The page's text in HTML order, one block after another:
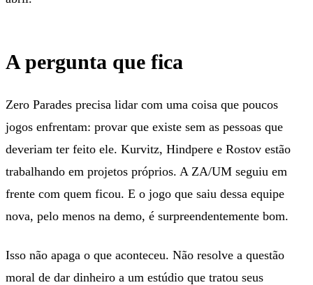
A pergunta que fica
Zero Parades precisa lidar com uma coisa que poucos
jogos enfrentam: provar que existe sem as pessoas que
deveriam ter feito ele. Kurvitz, Hindpere e Rostov estão
trabalhando em projetos próprios. A ZA/UM seguiu em
frente com quem ficou. E o jogo que saiu dessa equipe
nova, pelo menos na demo, é surpreendentemente bom.
Isso não apaga o que aconteceu. Não resolve a questão
moral de dar dinheiro a um estúdio que tratou seus